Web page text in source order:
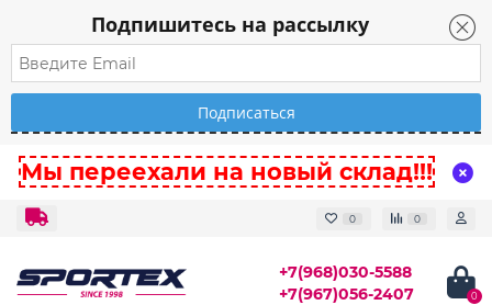
Подпишитесь на рассылку
Мы переехали на новый склад!!!
0 0
+7(968)030-5588
+7(967)056-2407
0